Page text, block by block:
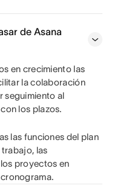
de Asana
en crecimiento las
la colaboración
seguimiento al
los plazos.
las funciones del plan
las
proyectos en